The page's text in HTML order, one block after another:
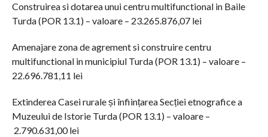
Construirea si dotarea unui centru multifunctional in Baile
Turda (POR 13.1) – valoare – 23.265.876,07 lei
Amenajare zona de agrement si construire centru
multifunctional in municipiul Turda (POR 13.1) – valoare –
22.696.781,11 lei
Extinderea Casei rurale și înființarea Secției etnografice a
Muzeului de Istorie Turda (POR 13.1) – valoare –
2.790.631,00 lei